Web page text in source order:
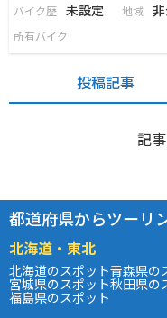
バイク歴 未設定 地域
所有バイク
投稿記事
記
都道府県からツーリ
北海道・東北
北海道のスポット青森県の
宮城県のスポット秋田県の
福島県のスポット